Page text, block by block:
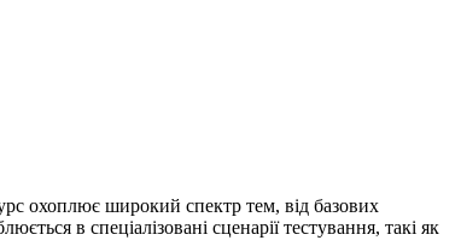
охоплює широкий спектр тем, від базових
в спеціалізовані сценарії тестування, такі як